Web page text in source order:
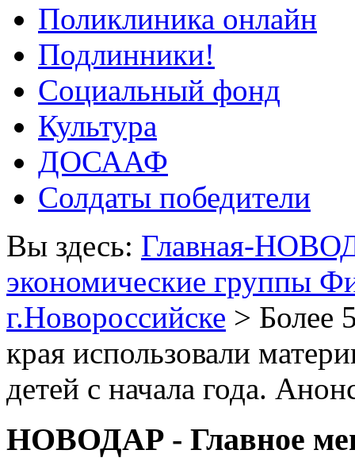
Поликлиника онлайн
Подлинники!
Социальный фонд
Культура
ДОСААФ
Солдаты победители
Вы здесь: Главная-
экономические группы
г.Новороссийске > Более
края использовали
детей с начала года.
НОВОДАР - Главное